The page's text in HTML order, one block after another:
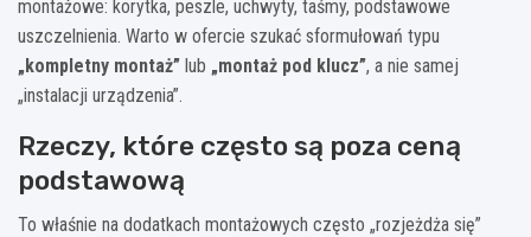
montażowe: korytka, peszle, uchwyty, taśmy, podstawowe
uszczelnienia. Warto w ofercie szukać sformułowań typu
„kompletny montaż” lub „montaż pod klucz”, a nie samej
„instalacji urządzenia”.
Rzeczy, które często są poza ceną
podstawową
To właśnie na dodatkach montażowych często „rozjeżdża się”